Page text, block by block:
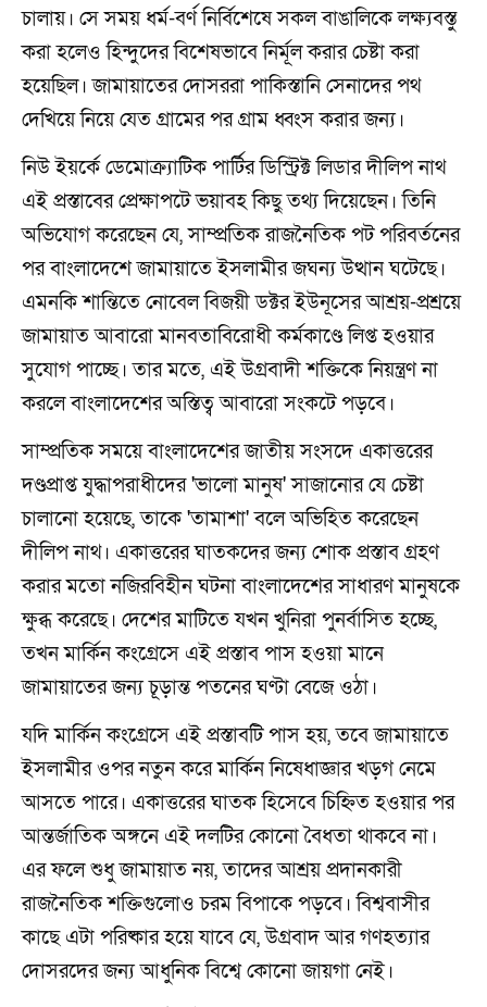
চালায়। সে সময় ধর্ম-বর্ণ নির্বিশেষে সকল বাঙালিকে লক্ষ্যবস্তু
করা হলেও হিন্দুদের বিশেষভাবে নির্মূল করার চেষ্টা করা
হয়েছিল। জামায়াতের দোসররা পাকিস্তানি সেনাদের পথ
দেখিয়ে নিয়ে যেত গ্রামের পর গ্রাম ধ্বংস করার জন্য।
নিউ ইয়র্কে ডেমোক্র্যাটিক পার্টির ডিস্ট্রিক্ট লিডার দীলিপ নাথ
এই প্রস্তাবের প্রেক্ষাপটে ভয়াবহ কিছু তথ্য দিয়েছেন। তিনি
অভিযোগ করেছেন যে, সাম্প্রতিক রাজনৈতিক পট পরিবর্তনের
পর বাংলাদেশে জামায়াতে ইসলামীর জঘন্য উত্থান ঘটেছে।
এমনকি শান্তিতে নোবেল বিজয়ী ডক্টর ইউনূসের আশ্রয়-প্রশ্রয়ে
জামায়াত আবারো মানবতাবিরোধী কর্মকাণ্ডে লিপ্ত হওয়ার
সুযোগ পাচ্ছে। তার মতে, এই উগ্রবাদী শক্তিকে নিয়ন্ত্রণ না
করলে বাংলাদেশের অস্তিত্ব আবারো সংকটে পড়বে।
সাম্প্রতিক সময়ে বাংলাদেশের জাতীয় সংসদে একাত্তরের
দণ্ডপ্রাপ্ত যুদ্ধাপরাধীদের 'ভালো মানুষ' সাজানোর যে চেষ্টা
চালানো হয়েছে, তাকে 'তামাশা' বলে অভিহিত করেছেন
দীলিপ নাথ। একাত্তরের ঘাতকদের জন্য শোক প্রস্তাব গ্রহণ
করার মতো নজিরবিহীন ঘটনা বাংলাদেশের সাধারণ মানুষকে
ক্ষুব্ধ করেছে। দেশের মাটিতে যখন খুনিরা পুনর্বাসিত হচ্ছে,
তখন মার্কিন কংগ্রেসে এই প্রস্তাব পাস হওয়া মানে
জামায়াতের জন্য চূড়ান্ত পতনের ঘণ্টা বেজে ওঠা।
যদি মার্কিন কংগ্রেসে এই প্রস্তাবটি পাস হয়, তবে জামায়াতে
ইসলামীর ওপর নতুন করে মার্কিন নিষেধাজ্ঞার খড়গ নেমে
আসতে পারে। একাত্তরের ঘাতক হিসেবে চিহ্নিত হওয়ার পর
আন্তর্জাতিক অঙ্গনে এই দলটির কোনো বৈধতা থাকবে না।
এর ফলে শুধু জামায়াত নয়, তাদের আশ্রয় প্রদানকারী
রাজনৈতিক শক্তিগুলোও চরম বিপাকে পড়বে। বিশ্ববাসীর
কাছে এটা পরিষ্কার হয়ে যাবে যে, উগ্রবাদ আর গণহত্যার
দোসরদের জন্য আধুনিক বিশ্বে কোনো জায়গা নেই।